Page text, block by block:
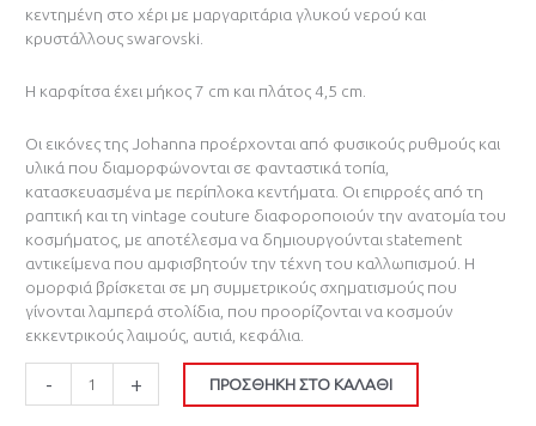
κεντημένη στο χέρι με μαργαριτάρια γλυκού νερού και
κρυστάλλους swarovski.
Η καρφίτσα έχει μήκος 7 cm και πλάτος 4,5 cm.
Οι εικόνες της Johanna προέρχονται από φυσικούς ρυθμούς και
υλικά που διαμορφώνονται σε φανταστικά τοπία,
κατασκευασμένα με περίπλοκα κεντήματα. Οι επιρροές από τη
ραπτική και τη vintage couture διαφοροποιούν την ανατομία του
κοσμήματος, με αποτέλεσμα να δημιουργούνται statement
αντικείμενα που αμφισβητούν την τέχνη του καλλωπισμού. Η
ομορφιά βρίσκεται σε μη συμμετρικούς σχηματισμούς που
γίνονται λαμπερά στολίδια, που προορίζονται να κοσμούν
εκκεντρικούς λαιμούς, αυτιά, κεφάλια.
- + ΠΡΟΣΘΉΚΗ ΣΤΟ ΚΑΛΆΘΙ